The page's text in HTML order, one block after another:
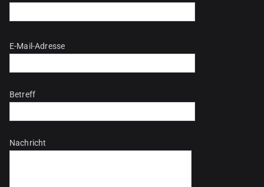
E-Mail-Adresse
Betreff
Nachricht